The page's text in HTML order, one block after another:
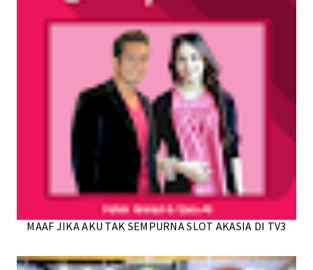
MAAF JIKA AKU TAK SEMPURNA SLOT AKASIA DI TV3